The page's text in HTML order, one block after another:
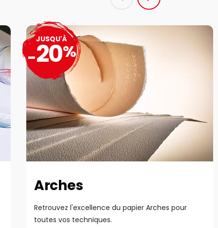
Arches
Retrouvez l'excellence du papier Arches pour
toutes vos techniques.
JUSQU'À
-20%